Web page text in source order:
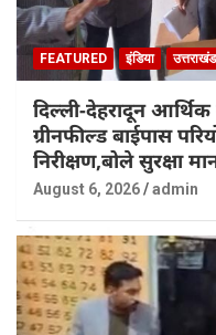
FEATURED इंडिया उत्तराखंड
दिल्ली-देहरादून
ग्रीनफील्ड बाईपास
निरीक्षण,बोले सुरक्षा
August 6, 2026 admin